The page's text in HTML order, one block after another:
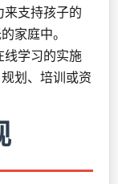
来支持孩子的
家庭中。
线学习的实施
划、培训或资